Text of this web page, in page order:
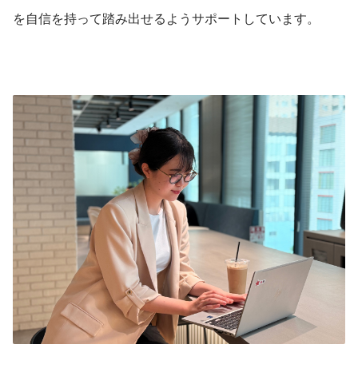
を自信を持って踏み出せるようサポートしています。